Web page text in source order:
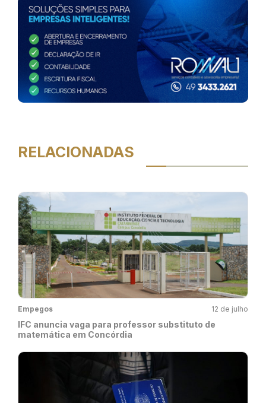
RELACIONADAS
Empegos 12 de julho
IFC anuncia vaga para professor substituto de
matemática em Concórdia